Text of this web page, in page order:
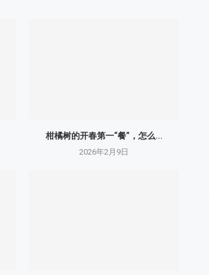
柑橘树的开春第一“餐”，怎么...
2026年2月9日